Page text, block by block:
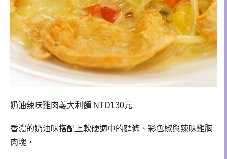
奶油辣味雞肉義大利麵 NTD130元
香濃的奶油味搭配上軟硬適中的麵條、彩色椒與辣味雞胸
肉塊，